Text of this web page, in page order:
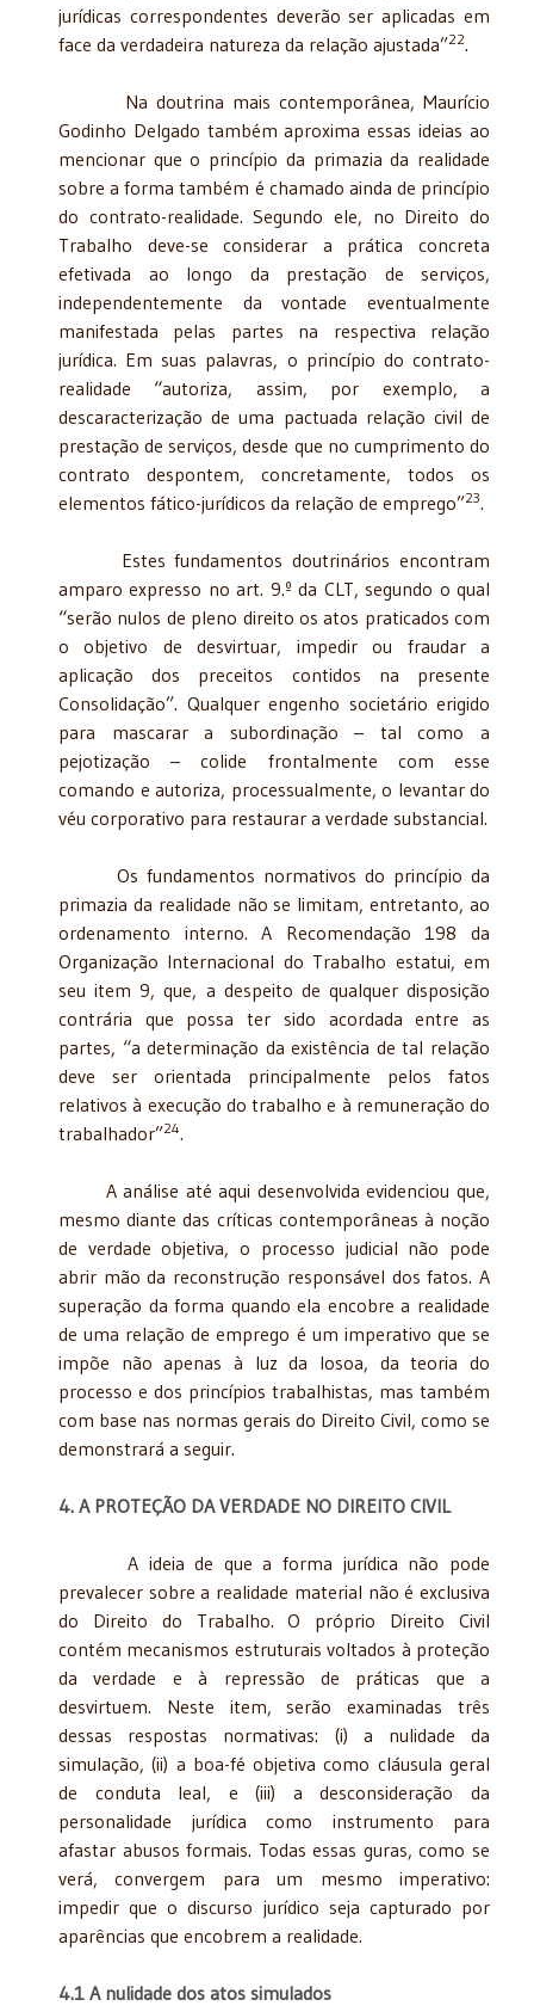
jurídicas correspondentes deverão ser aplicadas em
face da verdadeira natureza da relação ajustada”22.
Na doutrina mais contemporânea, Maurício
Godinho Delgado também aproxima essas ideias ao
mencionar que o princípio da primazia da realidade
sobre a forma também é chamado ainda de princípio
do contrato-realidade. Segundo ele, no Direito do
Trabalho deve-se considerar a prática concreta
efetivada ao longo da prestação de serviços,
independentemente da vontade eventualmente
manifestada pelas partes na respectiva relação
jurídica. Em suas palavras, o princípio do contrato-
realidade “autoriza, assim, por exemplo, a
descaracterização de uma pactuada relação civil de
prestação de serviços, desde que no cumprimento do
contrato despontem, concretamente, todos os
elementos fático-jurídicos da relação de emprego”23.
Estes fundamentos doutrinários encontram
amparo expresso no art. 9.º da CLT, segundo o qual
“serão nulos de pleno direito os atos praticados com
o objetivo de desvirtuar, impedir ou fraudar a
aplicação dos preceitos contidos na presente
Consolidação”. Qualquer engenho societário erigido
para mascarar a subordinação – tal como a
pejotização – colide frontalmente com esse
comando e autoriza, processualmente, o levantar do
véu corporativo para restaurar a verdade substancial.
Os fundamentos normativos do princípio da
primazia da realidade não se limitam, entretanto, ao
ordenamento interno. A Recomendação 198 da
Organização Internacional do Trabalho estatui, em
seu item 9, que, a despeito de qualquer disposição
contrária que possa ter sido acordada entre as
partes, “a determinação da existência de tal relação
deve ser orientada principalmente pelos fatos
relativos à execução do trabalho e à remuneração do
trabalhador”24.
A análise até aqui desenvolvida evidenciou que,
mesmo diante das críticas contemporâneas à noção
de verdade objetiva, o processo judicial não pode
abrir mão da reconstrução responsável dos fatos. A
superação da forma quando ela encobre a realidade
de uma relação de emprego é um imperativo que se
impõe não apenas à luz da losoa, da teoria do
processo e dos princípios trabalhistas, mas também
com base nas normas gerais do Direito Civil, como se
demonstrará a seguir.
4. A PROTEÇÃO DA VERDADE NO DIREITO CIVIL
A ideia de que a forma jurídica não pode
prevalecer sobre a realidade material não é exclusiva
do Direito do Trabalho. O próprio Direito Civil
contém mecanismos estruturais voltados à proteção
da verdade e à repressão de práticas que a
desvirtuem. Neste item, serão examinadas três
dessas respostas normativas: (i) a nulidade da
simulação, (ii) a boa-fé objetiva como cláusula geral
de conduta leal, e (iii) a desconsideração da
personalidade jurídica como instrumento para
afastar abusos formais. Todas essas guras, como se
verá, convergem para um mesmo imperativo:
impedir que o discurso jurídico seja capturado por
aparências que encobrem a realidade.
4.1 A nulidade dos atos simulados